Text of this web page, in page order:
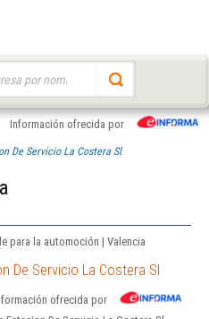
Información ofrecida por
De Servicio La Costera Sl
para la automoción | Valencia
De Servicio La Costera Sl
ofrecida por